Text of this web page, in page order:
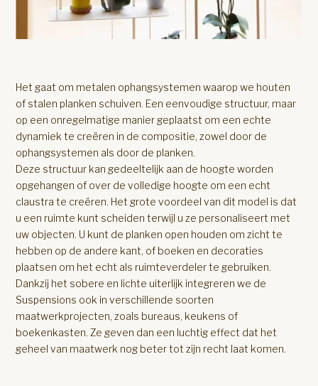
Het gaat om metalen ophangsystemen waarop we houten
of stalen planken schuiven. Een eenvoudige structuur, maar
op een onregelmatige manier geplaatst om een echte
dynamiek te creëren in de compositie, zowel door de
ophangsystemen als door de planken.
Deze structuur kan gedeeltelijk aan de hoogte worden
opgehangen of over de volledige hoogte om een echt
claustra te creëren. Het grote voordeel van dit model is dat
u een ruimte kunt scheiden terwijl u ze personaliseert met
uw objecten. U kunt de planken open houden om zicht te
hebben op de andere kant, of boeken en decoraties
plaatsen om het echt als ruimteverdeler te gebruiken.
Dankzij het sobere en lichte uiterlijk integreren we de
Suspensions ook in verschillende soorten
maatwerkprojecten, zoals bureaus, keukens of
boekenkasten. Ze geven dan een luchtig effect dat het
geheel van maatwerk nog beter tot zijn recht laat komen.